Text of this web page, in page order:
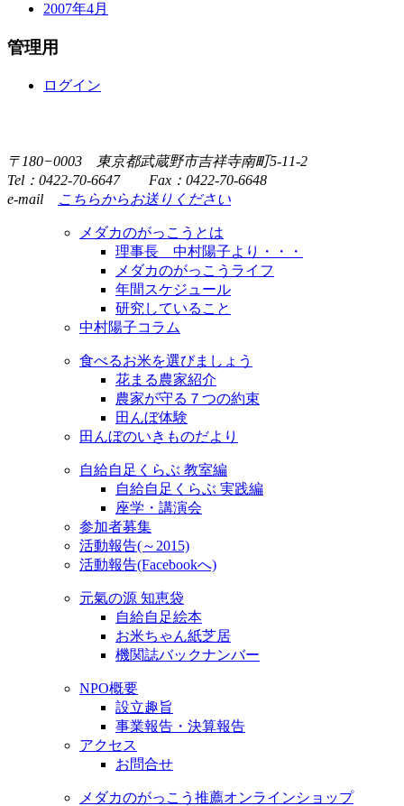
2007年4月
管理用
ログイン
〒180−0003 東京都武蔵野市吉祥寺南町5-11-2
Tel：0422-70-6647 Fax：0422-70-6648
e-mail
こちらからお送りください
メダカのがっこうとは
理事長 中村陽子より・・・
メダカのがっこうライフ
年間スケジュール
研究していること
中村陽子コラム
食べるお米を選びましょう
花まる農家紹介
農家が守る７つの約束
田んぼ体験
田んぼのいきものだより
自給自足くらぶ 教室編
自給自足くらぶ 実践編
座学・講演会
参加者募集
活動報告(～2015)
活動報告(Facebookへ)
元氣の源 知恵袋
自給自足絵本
お米ちゃん紙芝居
機関誌バックナンバー
NPO概要
設立趣旨
事業報告・決算報告
アクセス
お問合せ
メダカのがっこう推薦オンラインショップ